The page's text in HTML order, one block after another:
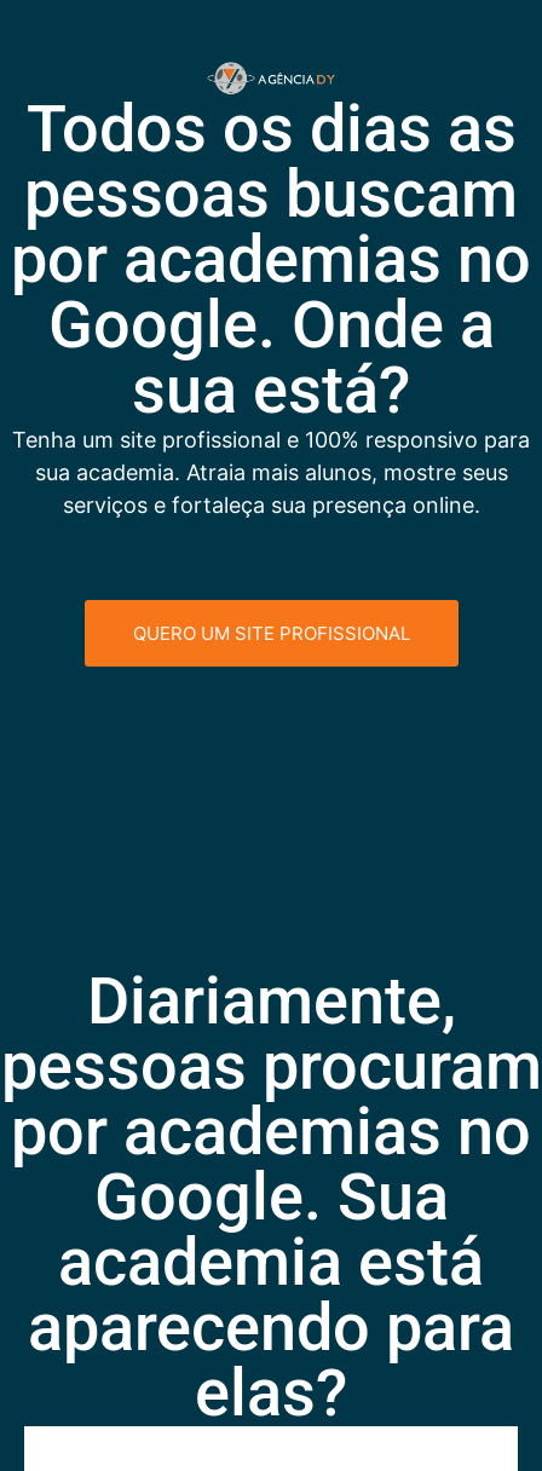
Todos os dias as
pessoas buscam
por academias no
Google. Onde a
sua está?
Tenha um site profissional e 100% responsivo para
sua academia. Atraia mais alunos, mostre seus
serviços e fortaleça sua presença online.
QUERO UM SITE PROFISSIONAL
Diariamente,
pessoas procuram
por academias no
Google. Sua
academia está
aparecendo para
elas?